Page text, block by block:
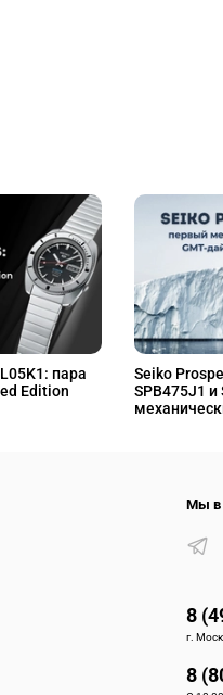
пара
Edition
Seiko
SPB475J1
Мы в
8
г.
8